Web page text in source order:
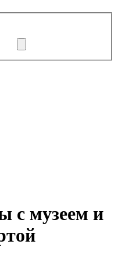
с музеем и